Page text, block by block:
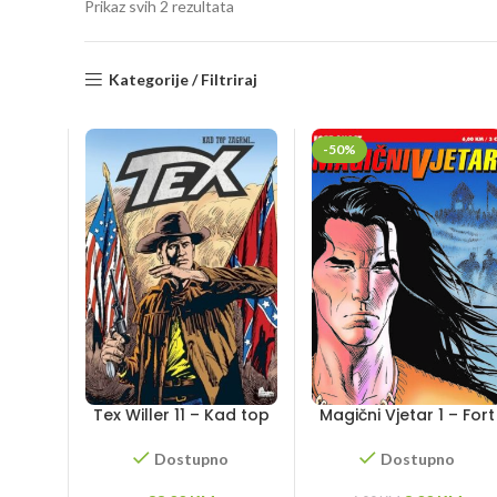
Prikaz svih 2 rezultata
Kategorije / Filtriraj
Tex Willer 11 – Kad top
Dostupno
-50%
Magični Vjetar 1 – Fort
Dostupno